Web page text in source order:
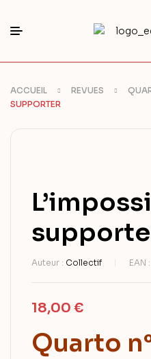
ACCUEIL REVUES
SUPPORTER
Auteur : Collectif EAN :
18,00 €
Quarto